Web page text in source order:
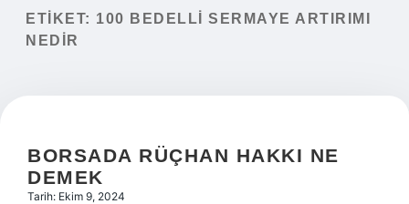
Yasal Uyarı
ETIKET: 100 BEDELLI SERMAYE ARTIRIMI
NEDIR
BORSADA RÜÇHAN HAKKI NE
DEMEK
Tarih: Ekim 9, 2024